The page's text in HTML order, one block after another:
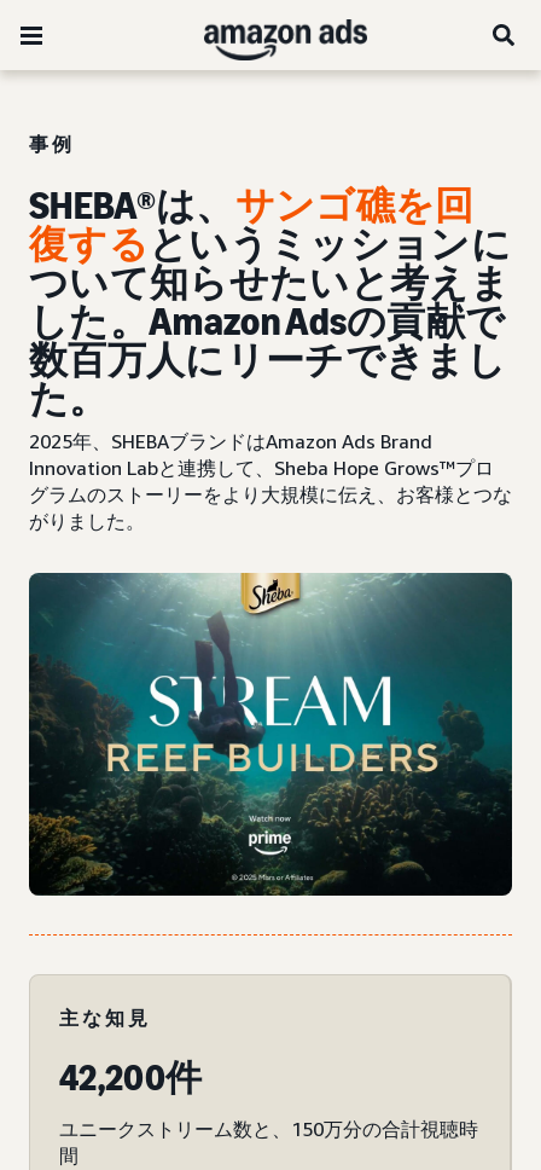
事例
SHEBA®は、 サンゴ礁を回
復する というミッションに
ついて知らせたいと考えま
した。Amazon Adsの貢献で
数百万人にリーチできまし
た。
2025年、SHEBAブランドはAmazon Ads Brand
Innovation Labと連携して、Sheba Hope Grows™プロ
グラムのストーリーをより大規模に伝え、お客様とつな
がりました。
主な知見
42,200件
ユニークストリーム数と、150万分の合計視聴時
間